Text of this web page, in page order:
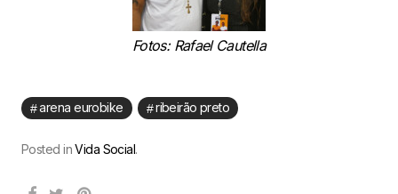
Fotos: Rafael Cautella
arena eurobike ribeirão preto
Posted inVida Social.